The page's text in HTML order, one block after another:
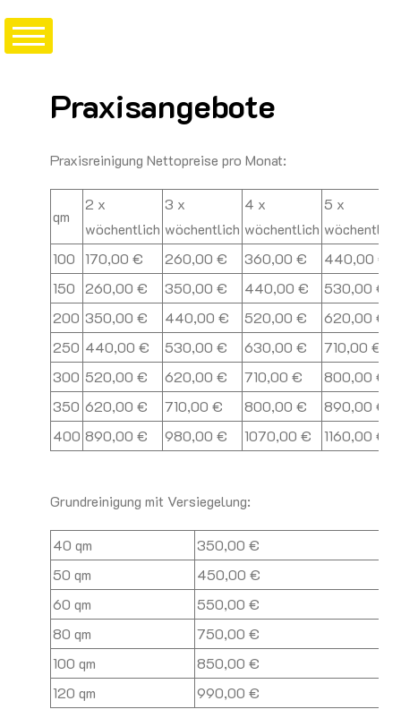
Inhalt
Praxisangebote
Praxisreinigung Nettopreise pro Monat:
qm
2 x
wöchentlich
3 x
wöchentlich
4 x
wöchentlich
5 x
wöchentlich
100 170,00 € 260,00 € 360,00 €
440,00 €
150
260,00 € 350,00 € 440,00 €
530,00 €
200 350,00 € 440,00 € 520,00 €
620,00 €
250 440,00 € 530,00 € 630,00 €
710,00 €
300 520,00 € 620,00 € 710,00 €
800,00 €
350 620,00 € 710,00 € 800,00 €
890,00 €
400 890,00 € 980,00 € 1070,00 € 1160,00 €
Grundreinigung mit Versiegelung:
40 qm
350,00 €
50 qm
450,00 €
60 qm
550,00 €
80 qm
750,00 €
100 qm
850,00 €
120 qm
990,00 €